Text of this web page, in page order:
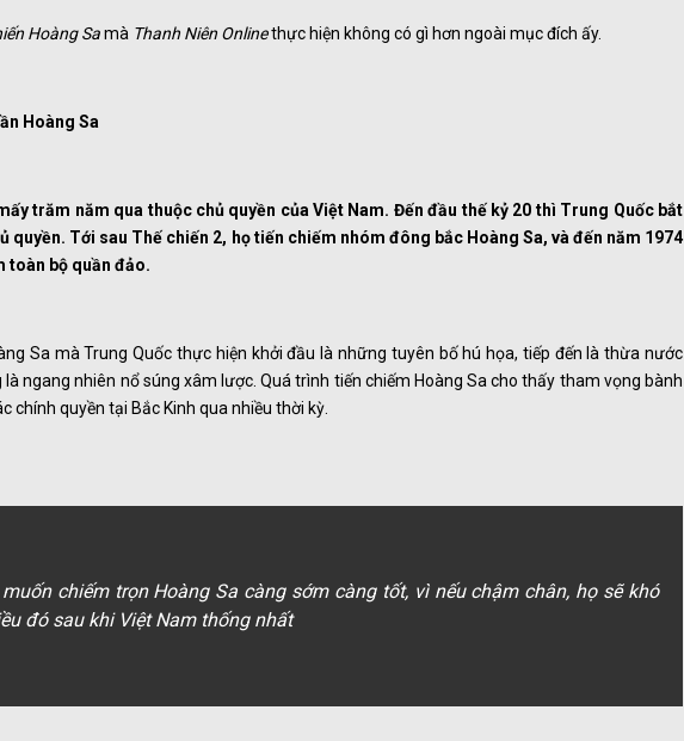
Hoàng Samà Thanh Niên Onlinethực hiện không có gì hơn ngoài mục đích ấy.
Hoàng Sa
trăm năm qua thuộc chủ quyền của Việt Nam. Đến đầu thế kỷ 20 thì Trung Quốc bắt
quyền. Tới sau Thế chiến 2, họ tiến chiếm nhóm đông bắc Hoàng Sa, và đến năm 1974
toàn bộ quần đảo.
Sa mà Trung Quốc thực hiện khởi đầu là những tuyên bố hú họa, tiếp đến là thừa nước
là ngang nhiên nổ súng xâm lược. Quá trình tiến chiếm Hoàng Sa cho thấy tham vọng bành
chính quyền tại Bắc Kinh qua nhiều thời kỳ.
muốn chiếm trọn Hoàng Sa càng sớm càng tốt, vì nếu chậm chân, họ sẽ khó
đó sau khi Việt Nam thống nhất